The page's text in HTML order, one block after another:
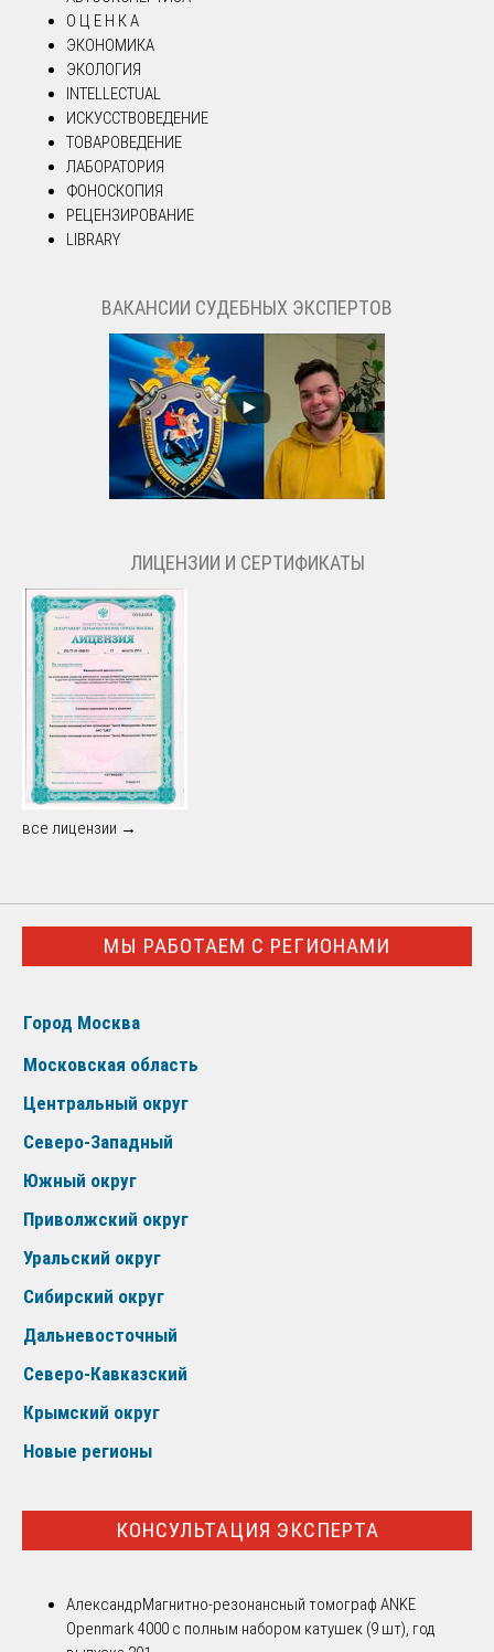
О Ц Е Н К А
ЭКОНОМИКА
ЭКОЛОГИЯ
INTELLECTUAL
ИСКУССТВОВЕДЕНИЕ
ТОВАРОВЕДЕНИЕ
ЛАБОРАТОРИЯ
ФОНОСКОПИЯ
РЕЦЕНЗИРОВАНИЕ
LIBRARY
ВАКАНСИИ СУДЕБНЫХ ЭКСПЕРТОВ
ЛИЦЕНЗИИ И СЕРТИФИКАТЫ
все лицензии →
МЫ РАБОТАЕМ С РЕГИОНАМИ
Город Москва
Московская область
Центральный округ
Северо-Западный
Южный округ
Приволжский округ
Уральский округ
Сибирский округ
Дальневосточный
Северо-Кавказский
Крымский округ
Новые регионы
КОНСУЛЬТАЦИЯ ЭКСПЕРТА
АлександрМагнитно-резонансный томограф ANKE
Openmark 4000 с полным набором катушек (9 шт), год